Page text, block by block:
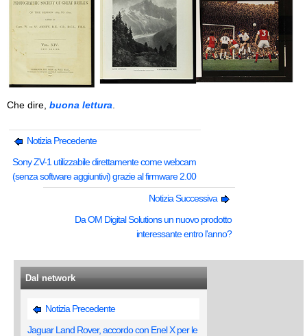
Che dire, buona lettura
Notizia Precedente
Sony ZV-1 utilizzabile direttamente come webcam
(senza software aggiuntivi) grazie al firmware 2.00
Notizia Successiva
Da OM Digital Solutions un nuovo prodotto
interessante entro l'anno?
Dal network
Notizia Precedente
Jaguar Land Rover, accordo con Enel X per le